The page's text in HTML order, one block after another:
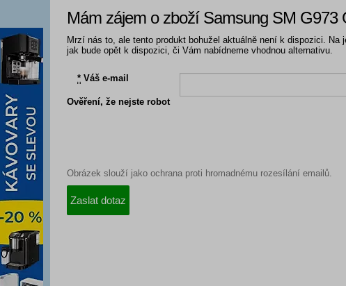
Mám zájem o zboží Samsung SM G973
Mrzí nás to, ale tento produkt bohužel aktuálně není k dispozici.
jak bude opět k dispozici, či Vám nabídneme vhodnou alternativu.
* Váš e-mail
Ověření, že nejste robot
Obrázek slouží jako ochrana proti hromadnému rozesílání emailů.